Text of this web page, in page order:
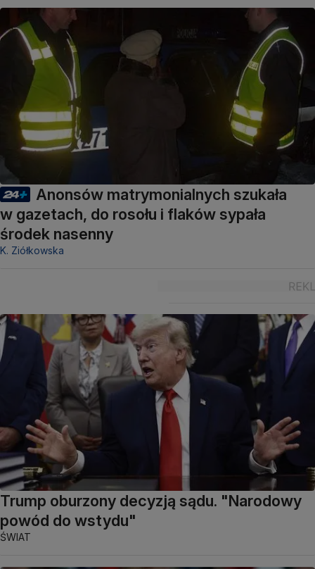
Anonsów matrymonialnych szukała
w gazetach, do rosołu i flaków sypała
środek nasenny
K. Ziółkowska
Trump oburzony decyzją sądu. "Narodowy
powód do wstydu"
ŚWIAT